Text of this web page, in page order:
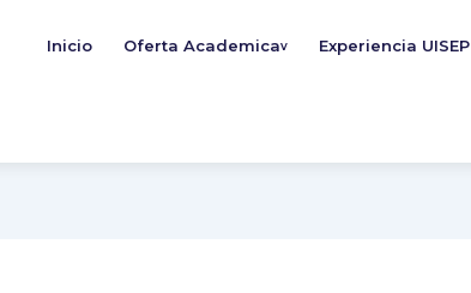
Inicio Oferta Academicav Experiencia UISEP